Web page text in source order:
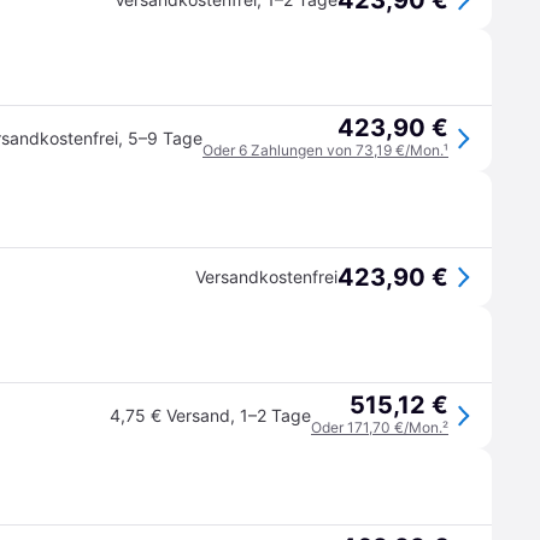
, 5–9 Tage 423,90 €
Oder 6 Zahlungen von 73,19 €/Mon.¹
Versandkostenfrei423,90 €
4,75 € Versand, 1–2 Tage 515,12 €
Oder 171,70 €/Mon.²